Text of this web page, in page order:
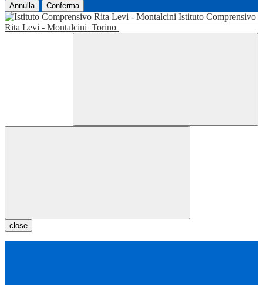
Annulla Conferma
Istituto Comprensivo
Rita Levi - Montalcini Torino
close